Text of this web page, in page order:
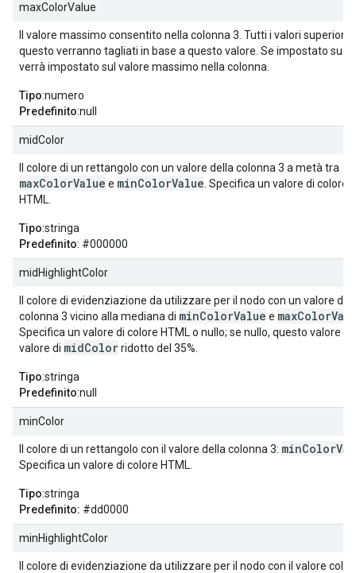
maxColorValue
Il valore massimo consentito nella colonna 3. Tutti i valori superiori a
questo verranno tagliati in base a questo valore. Se impostato su
verrà impostato sul valore massimo nella colonna.
Tipo:numero
Predefinito:null
midColor
Il colore di un rettangolo con un valore della colonna 3 a metà tra
maxColorValue e minColorValue . Specifica un valore di colore
HTML.
Tipo:stringa
Predefinito: #000000
midHighlightColor
Il colore di evidenziazione da utilizzare per il nodo con un valore
colonna 3 vicino alla mediana di minColorValue e
Specifica un valore di colore HTML o nullo; se nullo, questo valore
valore di midColorridotto del 35%.
Tipo:stringa
Predefinito:null
minColor
Il colore di un rettangolo con il valore della colonna 3:
Specifica un valore di colore HTML.
Tipo:stringa
Predefinito: #dd0000
minHighlightColor
Il colore di evidenziazione da utilizzare per il nodo con il valore